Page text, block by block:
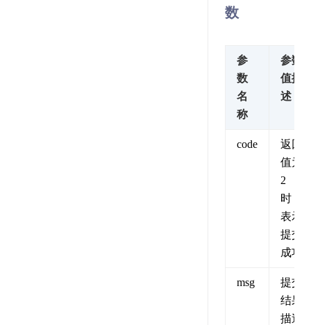
数
参
数
名
称
参数
值描
述
code
返回
值为
2
时，
表示
提交
成功
msg
提交
结果
描述